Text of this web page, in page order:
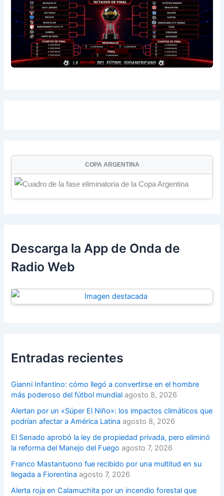
COPA ARGENTINA
Descarga la App de Onda de
Radio Web
Entradas recientes
Gianni Infantino: cómo llegó a convertirse en el hombre
más poderoso del fútbol mundial agosto 8, 2026
Alertan por un «Súper El Niño»: los impactos climáticos que
podrían afectar a América Latina agosto 8, 2026
El Senado aprobó la ley de propiedad privada, pero eliminó
la reforma del Manejo del Fuego agosto 7, 2026
Franco Mastantuono fue recibido por una multitud en su
llegada a Fiorentina agosto 7, 2026
Alerta roja en Calamuchita por un incendio forestal que